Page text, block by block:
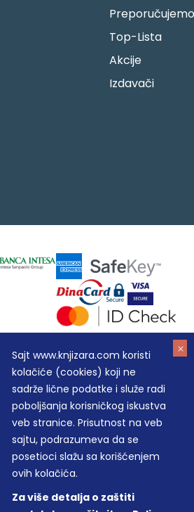
Sajt www.knjizara.com koristi
kolačiće (cookies) koji ne
sadrže lične podatke i služe radi
poboljšanja korisničkog iskustva
veb stranice. Prisutnost na veb
sajtu, podrazumeva da se
posetioci slažu sa korišćenjem
ovih kolačića.
Za više detalja o zaštiti
Preporučujemo
Top-Lista
Akcije
Izdavači
- MAKART DOO BEOGRAD
PIB: 105184104, MB: 20337524
su u dinarima. PDV je uračunat u
što precizniji u opisu proizvoda,
ali ne možemo garantovati da su sve
grešaka. Svi artikli prikazani na sajtu su
da su dostupni u svakom